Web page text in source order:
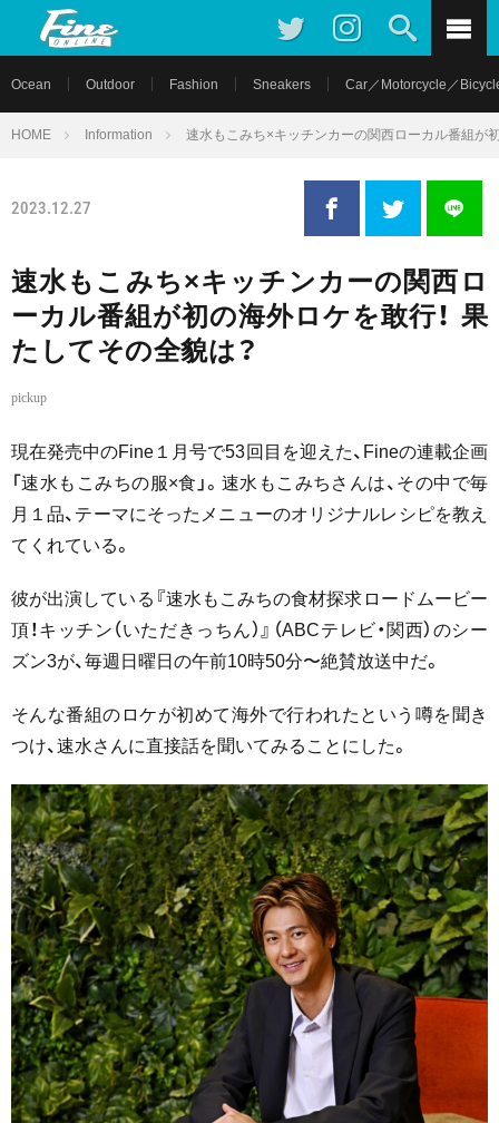
Ocean Outdoor Fashion Sneakers Car／Motorcycle／
HOME Information 速水もこみち×キッチンカーの関西ローカル番組が
2023.12.27
速水もこみち×キッチンカーの関西ロ
ーカル番組が初の海外ロケを敢行！ 果
たしてその全貌は？
pickup
現在発売中のFine１月号で53回目を迎えた、Fineの連載企画
「速水もこみちの服×食」。速水もこみちさんは、その中で毎
月１品、テーマにそったメニューのオリジナルレシピを教え
てくれている。
彼が出演している『速水もこみちの食材探求ロードムービー
頂！キッチン（いただきっちん）』（ABCテレビ・関西）のシー
ズン3が、毎週日曜日の午前10時50分〜絶賛放送中だ。
そんな番組のロケが初めて海外で行われたという噂を聞き
つけ、速水さんに直接話を聞いてみることにした。